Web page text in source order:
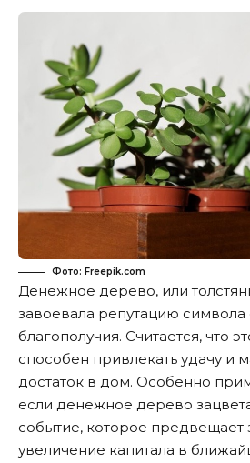
Фото: Freepik.com
Денежное дерево, или
завоевала репутацию
благополучия. Считается, что
способен привлекать удачу и
достаток в дом. Особенно
если денежное дерево
событие, которое предвещает
увеличение капитала в